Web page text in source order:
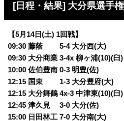
[日程・結果] 大分県選手
【5月14日(土) 1回戦】
09:30 藤蔭 5-4 大分西(大)
09:30 大分商業 3-4x 柳ヶ浦(10)(臼)
10:00 佐伯豊南 0-3 明豊(佐)
12:15 国東 1-3 大分豊府(大)
12:15 大分舞鶴 4x-3 中津東(10)(臼)
12:45 津久見 3-0 大分(佐)
15:00 日田林工 7-0 大分南(大)